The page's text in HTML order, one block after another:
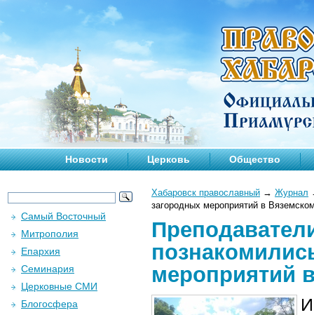
Новости Церковь Общество
Хабаровск православный → Журнал
загородных мероприятий в
мероприятий
Самый Восточный
Митрополия
Епархия
Семинария
Церковные СМИ
Блогосфера